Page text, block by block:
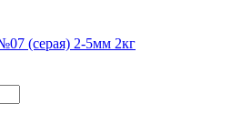
(серая) 2-5мм 2кг